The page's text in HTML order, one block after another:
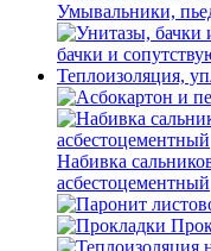
Умывальники,
бачки и
Теплоизоляция,
Набивка
асбестоцементный